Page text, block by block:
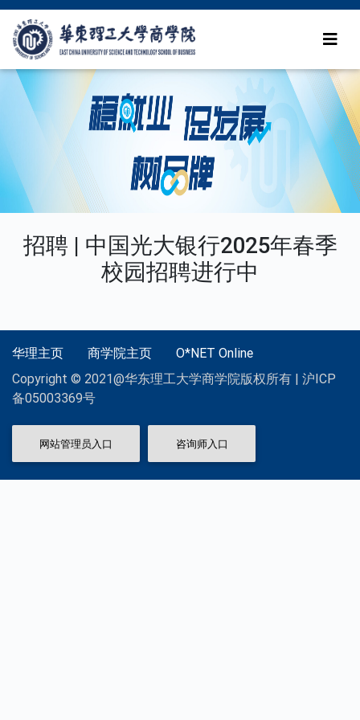
招聘 | 中国光大银行2025年春季
校园招聘进行中
华理主页 商学院主页
O*NET Online
Copyright © 2021@华东理工大学商学院版权所有 | 沪ICP
备05003369号
网站管理员入口 咨询师入口